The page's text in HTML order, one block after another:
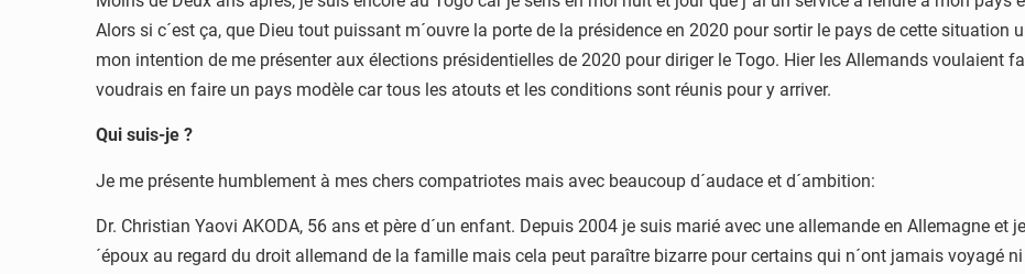
Alors si c´est ça, que Dieu tout puissant m´ouvre la porte de la présidence en 2020 pour sortir le pays de cette situation
mon intention de me présenter aux élections présidentielles de 2020 pour diriger le Togo. Hier les Allemands voulaient
voudrais en faire un pays modèle car tous les atouts et les conditions sont réunis pour y arriver.
Qui suis-je ?
Je me présente humblement à mes chers compatriotes mais avec beaucoup d´audace et d´ambition:
Dr. Christian Yaovi AKODA, 56 ans et père d´un enfant. Depuis 2004 je suis marié avec une allemande en Allemagne et
´époux au regard du droit allemand de la famille mais cela peut paraître bizarre pour certains qui n´ont jamais voyagé